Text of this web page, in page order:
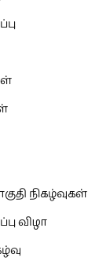
நிகழ்வுகள்
விழா